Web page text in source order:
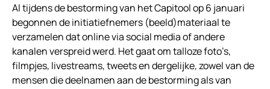
Al tijdens de bestorming van het Capitool op 6 januari
begonnen de initiatiefnemers (beeld)materiaal te
verzamelen dat online via social media of andere
kanalen verspreid werd. Het gaat om talloze foto’s,
filmpjes, livestreams, tweets en dergelijke, zowel van de
mensen die deelnamen aan de bestorming als van